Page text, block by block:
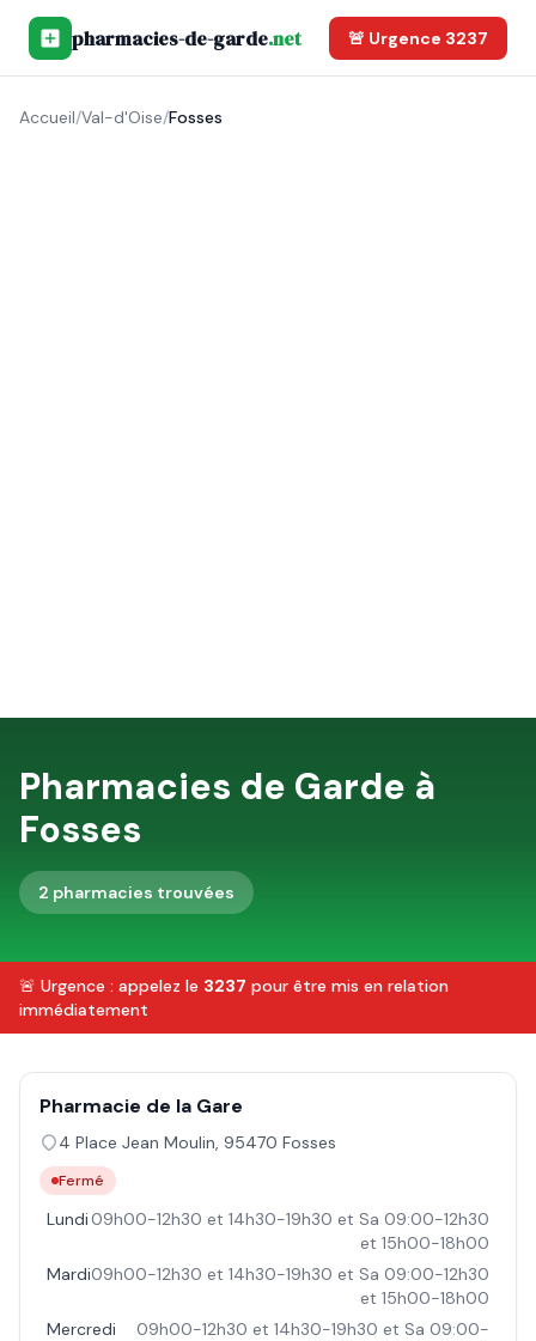
pharmacies-de-garde.net 🚨 Urgence 3237
Accueil/Val-d'Oise/Fosses
Pharmacies de Garde à
Fosses
2 pharmacies trouvées
🚨 Urgence : appelez le 3237 pour être mis en relation
immédiatement
Pharmacie de la Gare
4 Place Jean Moulin, 95470 Fosses
Fermé
Lundi 09h00-12h30 et 14h30-19h30 et Sa 09:00-12h30
et 15h00-18h00
Mardi09h00-12h30 et 14h30-19h30 et Sa 09:00-12h30
et 15h00-18h00
Mercredi
09h00-12h30 et 14h30-19h30 et Sa 09:00-